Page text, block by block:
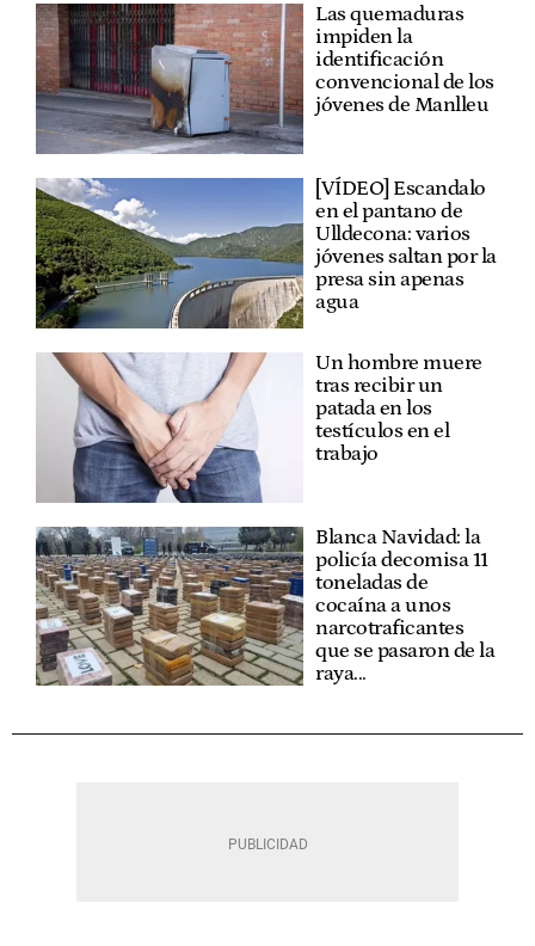
Las quemaduras
impiden la
identificación
convencional de los
jóvenes de Manlleu
[VÍDEO] Escandalo
en el pantano de
Ulldecona: varios
jóvenes saltan por la
presa sin apenas
agua
Un hombre muere
tras recibir un
patada en los
testículos en el
trabajo
Blanca Navidad: la
policía decomisa 11
toneladas de
cocaína a unos
narcotraficantes
que se pasaron de la
raya...